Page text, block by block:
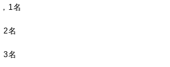
1名
2名
3名